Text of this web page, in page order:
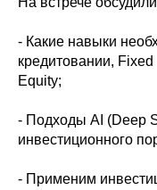
- Какие навыки
кредитовании,
Equity;
- Подходы AI (Deep
инвестиционного
- Применим